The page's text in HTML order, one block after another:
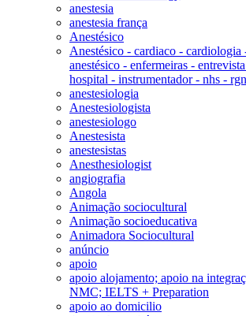
anestesia
anestesia frança
Anestésico
Anestésico - cardiaco - cardiologia
anestésico - enfermeiras -
hospital - instrumentador - nhs - rgn
anestesiologia
Anestesiologista
anestesiologo
Anestesista
anestesistas
Anesthesiologist
angiografia
Angola
Animação sociocultural
Animação socioeducativa
Animadora Sociocultural
anúncio
apoio
apoio alojamento; apoio na
NMC; IELTS + Preparation
apoio ao domicilio